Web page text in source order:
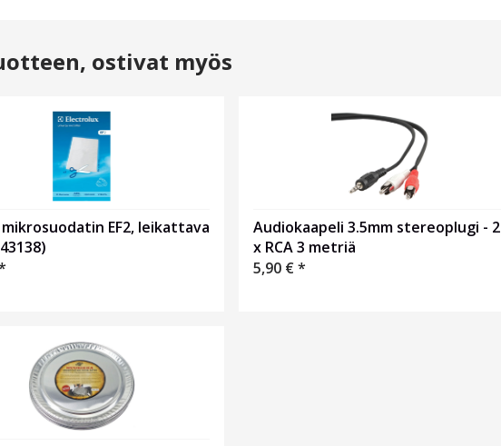
ostivat myös
EF2, leikattava
Audiokaapeli 3.5mm stereoplugi - 2
x RCA 3 metriä
5,90 €*